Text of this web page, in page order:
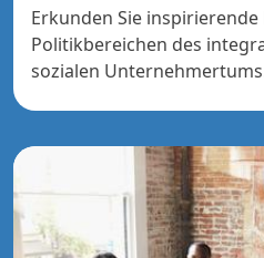
Erkunden Sie
Politikbereichen des
sozialen